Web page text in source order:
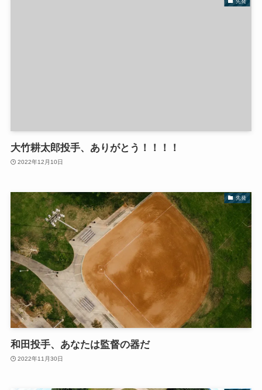
大竹耕太郎投手、ありがとう！！！！
2022年12月10日
先発
和田投手、あなたは監督の器だ
2022年11月30日